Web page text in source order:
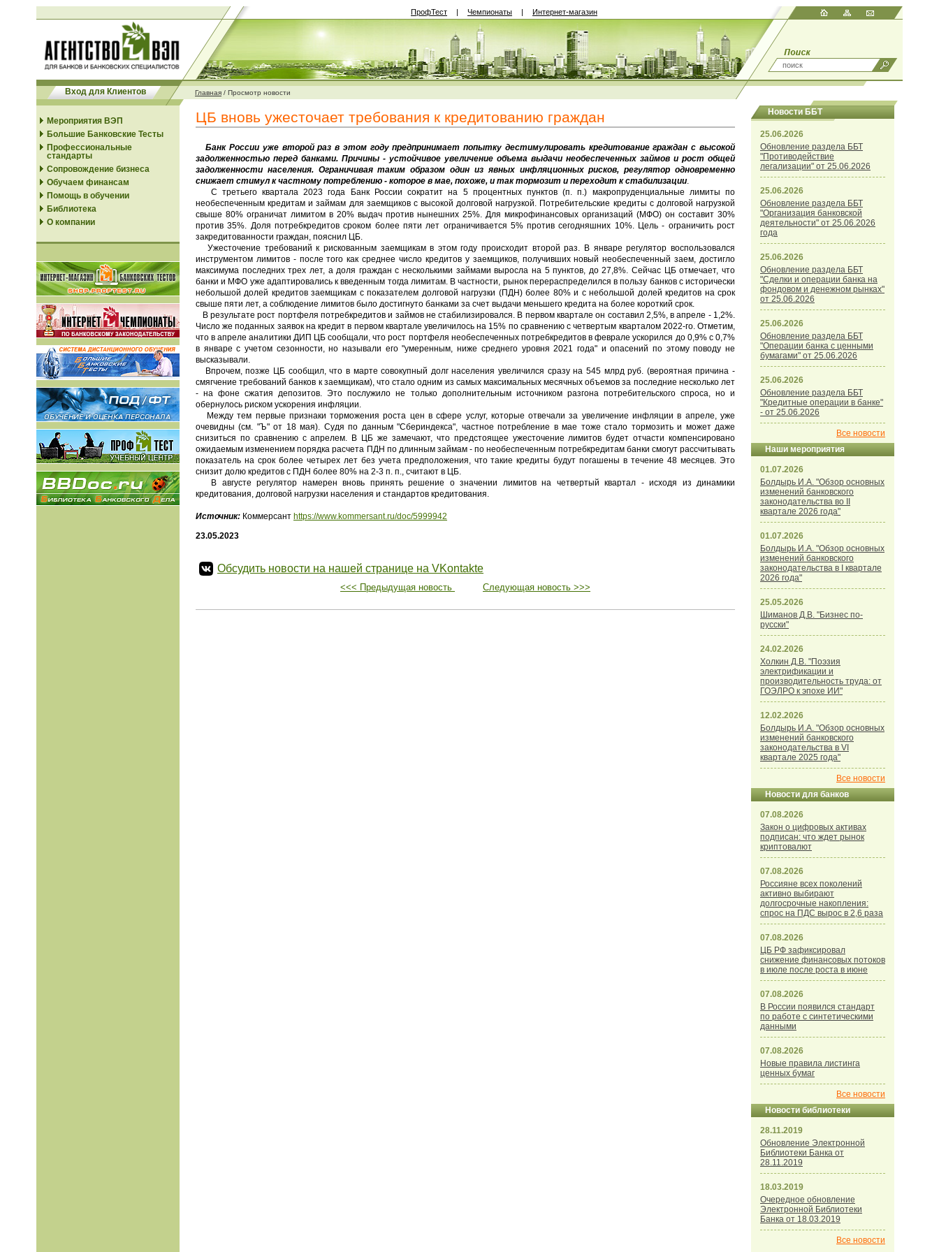
ПрофТест | Чемпионаты | Интернет-магазин
Вход для Клиентов Главная / Просмотр новости
Мероприятия ВЭП
Большие Банковские Тесты
Профессиональные
стандарты
Сопровождение бизнеса
Обучаем финансам
Помощь в обучении
Библиотека
О компании
ЦБ вновь ужесточает требования к кредитованию граждан
Банк России уже второй раз в этом году предпринимает попытку дестимулировать кредитование граждан с высокой
задолженностью перед банками. Причины - устойчивое увеличение объема выдачи необеспеченных займов и рост общей
задолженности населения. Ограничивая таким образом один из явных инфляционных рисков, регулятор одновременно
снижает стимул к частному потреблению - которое в мае, похоже, и так тормозит и переходит к стабилизации.
С третьего квартала 2023 года Банк России сократит на 5 процентных пунктов (п. п.) макропруденциальные лимиты по
необеспеченным кредитам и займам для заемщиков с высокой долговой нагрузкой. Потребительские кредиты с долговой нагрузкой
свыше 80% ограничат лимитом в 20% выдач против нынешних 25%. Для микрофинансовых организаций (МФО) он составит 30%
против 35%. Доля потребкредитов сроком более пяти лет ограничивается 5% против сегодняшних 10%. Цель - ограничить рост
закредитованности граждан, пояснил ЦБ.
Ужесточение требований к рискованным заемщикам в этом году происходит второй раз. В январе регулятор воспользовался
инструментом лимитов - после того как среднее число кредитов у заемщиков, получивших новый необеспеченный заем, достигло
максимума последних трех лет, а доля граждан с несколькими займами выросла на 5 пунктов, до 27,8%. Сейчас ЦБ отмечает, что
банки и МФО уже адаптировались к введенным тогда лимитам. В частности, рынок перераспределился в пользу банков с исторически
небольшой долей кредитов заемщикам с показателем долговой нагрузки (ПДН) более 80% и с небольшой долей кредитов на срок
свыше пяти лет, а соблюдение лимитов было достигнуто банками за счет выдачи меньшего кредита на более короткий срок.
В результате рост портфеля потребкредитов и займов не стабилизировался. В первом квартале он составил 2,5%, в апреле - 1,2%.
Число же поданных заявок на кредит в первом квартале увеличилось на 15% по сравнению с четвертым кварталом 2022-го. Отметим,
что в апреле аналитики ДИП ЦБ сообщали, что рост портфеля необеспеченных потребкредитов в феврале ускорился до 0,9% с 0,7%
в январе с учетом сезонности, но называли его "умеренным, ниже среднего уровня 2021 года" и опасений по этому поводу не
высказывали.
Впрочем, позже ЦБ сообщил, что в марте совокупный долг населения увеличился сразу на 545 млрд руб. (вероятная причина -
смягчение требований банков к заемщикам), что стало одним из самых максимальных месячных объемов за последние несколько лет
- на фоне сжатия депозитов. Это послужило не только дополнительным источником разгона потребительского спроса, но и
обернулось риском ускорения инфляции.
Между тем первые признаки торможения роста цен в сфере услуг, которые отвечали за увеличение инфляции в апреле, уже
очевидны (см. "Ъ" от 18 мая). Судя по данным "Сбериндекса", частное потребление в мае тоже стало тормозить и может даже
снизиться по сравнению с апрелем. В ЦБ же замечают, что предстоящее ужесточение лимитов будет отчасти компенсировано
ожидаемым изменением порядка расчета ПДН по длинным займам - по необеспеченным потребкредитам банки смогут рассчитывать
показатель на срок более четырех лет без учета предположения, что такие кредиты будут погашены в течение 48 месяцев. Это
снизит долю кредитов с ПДН более 80% на 2-3 п. п., считают в ЦБ.
В августе регулятор намерен вновь принять решение о значении лимитов на четвертый квартал - исходя из динамики
кредитования, долговой нагрузки населения и стандартов кредитования.
Источник: Коммерсант https://www.kommersant.ru/doc/5999942
23.05.2023
Обсудить новости на нашей странице на VKontakte
<<< Предыдущая новость Следующая новость >>>
Новости ББТ
25.06.2026
Обновление раздела ББТ
"Противодействие
легализации" от 25.06.2026
25.06.2026
Обновление раздела ББТ
"Организация банковской
деятельности" от 25.06.2026
года
25.06.2026
Обновление раздела ББТ
"Сделки и операции банка на
фондовом и денежном рынках"
от 25.06.2026
25.06.2026
Обновление раздела ББТ
"Операции банка с ценными
бумагами" от 25.06.2026
25.06.2026
Обновление раздела ББТ
"Кредитные операции в банке"
- от 25.06.2026
Все новости
Наши мероприятия
01.07.2026
Болдырь И.А. "Обзор основных
изменений банковского
законодательства во II
квартале 2026 года"
01.07.2026
Болдырь И.А. "Обзор основных
изменений банковского
законодательства в I квартале
2026 года"
25.05.2026
Шиманов Д.В. "Бизнес по-
русски"
24.02.2026
Холкин Д.В. "Поэзия
электрификации и
производительность труда: от
ГОЭЛРО к эпохе ИИ"
12.02.2026
Болдырь И.А. "Обзор основных
изменений банковского
законодательства в VI
квартале 2025 года"
Все новости
Новости для банков
07.08.2026
Закон о цифровых активах
подписан: что ждет рынок
криптовалют
07.08.2026
Россияне всех поколений
активно выбирают
долгосрочные накопления:
спрос на ПДС вырос в 2,6 раза
07.08.2026
ЦБ РФ зафиксировал
снижение финансовых потоков
в июле после роста в июне
07.08.2026
В России появился стандарт
по работе с синтетическими
данными
07.08.2026
Новые правила листинга
ценных бумаг
Все новости
Новости библиотеки
28.11.2019
Обновление Электронной
Библиотеки Банка от
28.11.2019
18.03.2019
Очередное обновление
Электронной Библиотеки
Банка от 18.03.2019
Все новости